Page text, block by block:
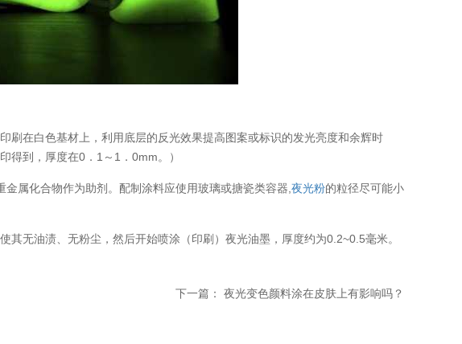
刷在白色基材上，利用底层的反光效果提高图案或标识的发光亮度和余辉时
得到，厚度在0．1～1．0mm。）
属化合物作为助剂。配制涂料应使用玻璃或搪瓷类容器,夜光粉的粒径尽可能小
无油渍、无粉尘，然后开始喷涂（印刷）夜光油墨，厚度约为0.2~0.5毫米。
下一篇： 夜光变色颜料涂在皮肤上有影响吗？
2025-06-20
2025-06-18